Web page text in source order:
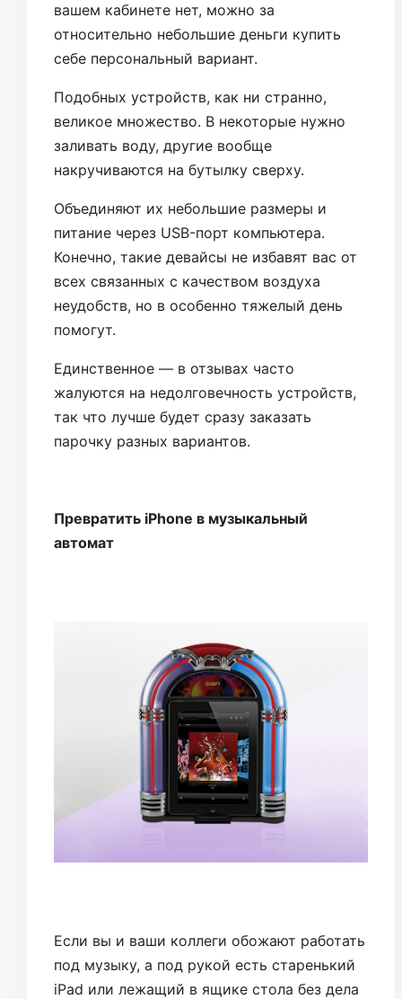
вашем кабинете нет, можно за
относительно небольшие деньги купить
себе персональный вариант.
Подобных устройств, как ни странно,
великое множество. В некоторые нужно
заливать воду, другие вообще
накручиваются на бутылку сверху.
Объединяют их небольшие размеры и
питание через USB-порт компьютера.
Конечно, такие девайсы не избавят вас от
всех связанных с качеством воздуха
неудобств, но в особенно тяжелый день
помогут.
Единственное — в отзывах часто
жалуются на недолговечность устройств,
так что лучше будет сразу заказать
парочку разных вариантов.
Превратить iPhone в музыкальный
автомат
Если вы и ваши коллеги обожают работать
под музыку, а под рукой есть старенький
iPad или лежащий в ящике стола без дела